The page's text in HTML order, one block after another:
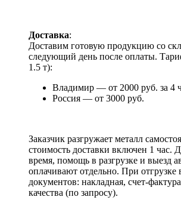
Доставка:
Доставим готовую продукцию со
следующий день после оплаты.
1.5 т):
Владимир — от 2000 руб. за 4
Россия — от 3000 руб.
Заказчик разгружает металл
стоимость доставки включен 1 час.
время, помощь в разгрузке и выезд
оплачивают отдельно. При отгрузке
документов: накладная, счет-
качества (по запросу).